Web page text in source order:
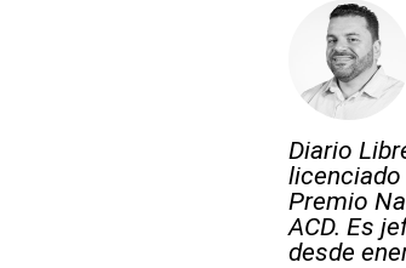
Diario
licenciado
Premio
ACD. Es
desde